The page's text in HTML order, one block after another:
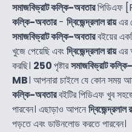
সমাজবিভ্রাট কল্কি-অবতারপিডিএফ
কল্কি-অবতার- দ্বিজেন্দ্রলাল রায়এর
সমাজবিভ্রাট কল্কি-অবতারবইয়ের
খুজে পেয়েছি এবংদ্বিজেন্দ্রলাল রায়এর
করছি। 250পৃষ্টারসমাজবিভ্রাট
MB। আপনারা চাইলে যে কোন সময়
কল্কি-অবতারবইটির পিডিএফ খুব
পারবেন। এছাড়াও আপনেদ্বিজেন্দ্রলাল
পড়তে এবং ডাউনলোড করতে পারবেন।